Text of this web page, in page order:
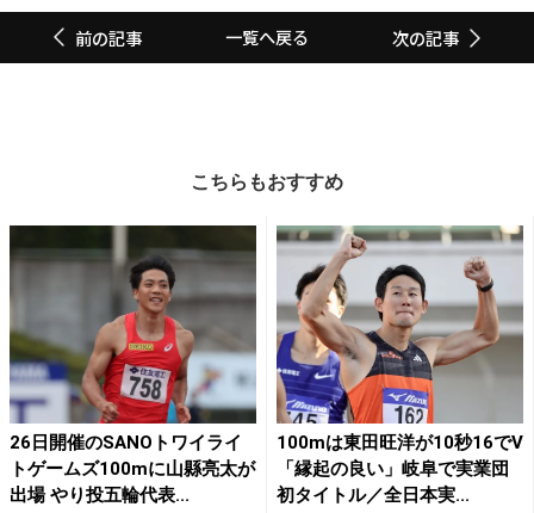
前の記事 一覧へ戻る 次の記事
こちらもおすすめ
26日開催のSANOトワイライ
トゲームズ100mに山縣亮太が
出場 やり投五輪代表...
100mは東田旺洋が10秒16でV
「縁起の良い」岐阜で実業団
初タイトル／全日本実...